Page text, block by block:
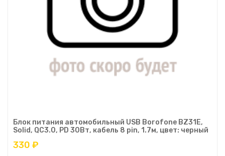
Блок питания автомобильный USB Borofone BZ31E,
Solid, QC3.0, PD 30Вт, кабель 8 pin, 1.7м, цвет: черный
330 ₽